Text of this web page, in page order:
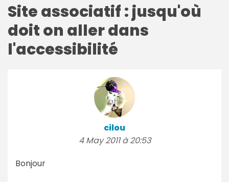
Site associatif : jusqu'où
doit on aller dans
l'accessibilité
cilou
4 May 2011 à 20:53
Bonjour